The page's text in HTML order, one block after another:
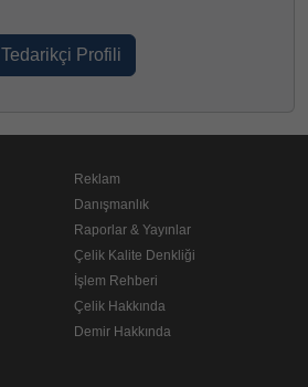
Tedarikçi Profili
Reklam
Danışmanlık
Raporlar & Yayınlar
Çelik Kalite Denkliği
İşlem Rehberi
Çelik Hakkında
Demir Hakkında